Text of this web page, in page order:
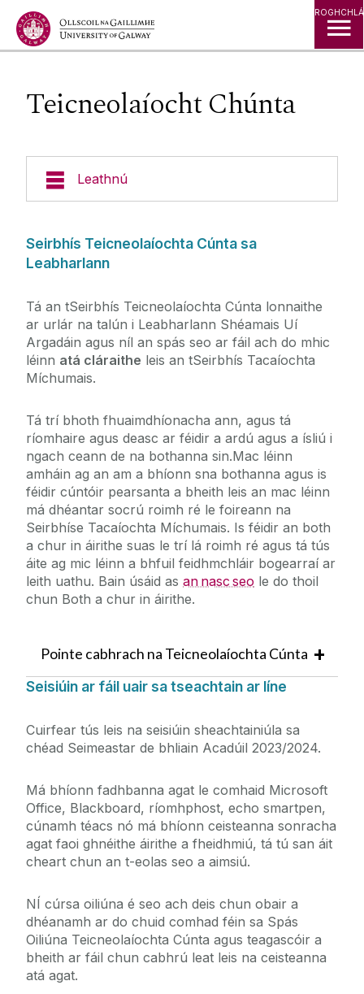
Léim go Ábhar
Teicneolaíocht Chúnta
Leathnú
An tSeirbhís Tacaíochta Míchumais
Conas Clárú
Tacaíocht do Mhic Léinn
Tacaíochtaí Scrúduithe
Pleanáil Socrúcháin
Acmhainní Acadúla
Tacaíochtaí Príomhshrutha
Scagthástáil Disléicse
Disability Access Route to Education (DARE)
Mic Léinn Lánfhásta
Seirbhís Teicneolaíochta Cúnta sa
Leabharlann
Tá an tSeirbhís Teicneolaíochta Cúnta lonnaithe
ar urlár na talún i Leabharlann Shéamais Uí
Argadáin agus níl an spás seo ar fáil ach do mhic
léinn atá cláraithe leis an tSeirbhís Tacaíochta
Míchumais.
Tá trí bhoth fhuaimdhíonacha ann, agus tá
ríomhaire agus deasc ar féidir a ardú agus a ísliú i
ngach ceann de na bothanna sin.Mac léinn
amháin ag an am a bhíonn sna bothanna agus is
féidir cúntóir pearsanta a bheith leis an mac léinn
má dhéantar socrú roimh ré le foireann na
Seirbhíse Tacaíochta Míchumais. Is féidir an both
a chur in áirithe suas le trí lá roimh ré agus tá tús
áite ag mic léinn a bhfuil feidhmchláir bogearraí ar
leith uathu. Bain úsáid as an nasc seo le do thoil
chun Both a chur in áirithe.
Pointe cabhrach na Teicneolaíochta Cúnta
Seisiúin ar fáil uair sa tseachtain ar líne
Cuirfear tús leis na seisiúin sheachtainiúla sa
chéad Seimeastar de bhliain Acadúil 2023/2024.
Má bhíonn fadhbanna agat le comhaid Microsoft
Office, Blackboard, ríomhphost, echo smartpen,
cúnamh téacs nó má bhíonn ceisteanna sonracha
agat faoi ghnéithe áirithe a fheidhmiú, tá tú san áit
cheart chun an t-eolas seo a aimsiú.
NÍ cúrsa oiliúna é seo ach deis chun obair a
dhéanamh ar do chuid comhad féin sa Spás
Oiliúna Teicneolaíochta Cúnta agus teagascóir a
bheith ar fáil chun cabhrú leat leis na ceisteanna
atá agat.